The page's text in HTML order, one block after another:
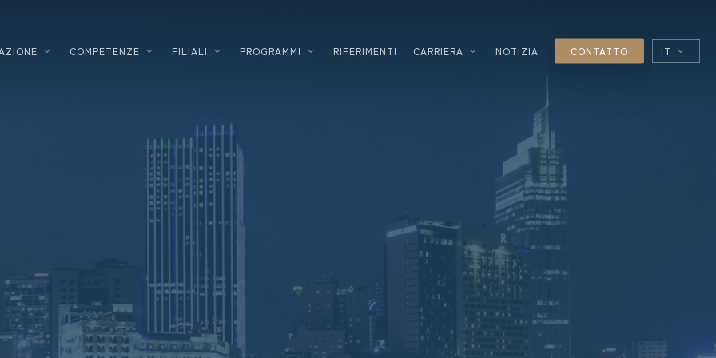
COMPETENZE
SVILUPPATORE
PROMOTORE IMMOBILIARE
PROGETTISTA – COSTRUTTORE
SOLUZIONI ENERGETICHE
FINANZIAMENTO IMMOBILIARE
AZIENDALE
IINNOVAZIONE DEGLI
INVESTIMENTI
DATACENTER
FARMACEUTICO
FILIALI PROGRAMMI RIFERIMENTI CARRIERA NOTIZIA CONTATTO IT